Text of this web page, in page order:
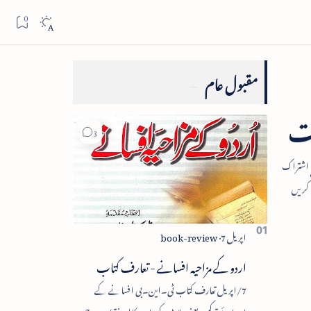
مقبول عام
اردو کے مزاحیہ افسانے - تعارف کتاب
7/اپریل تعارف کتاب ٹی۔این۔بی افسانے کے